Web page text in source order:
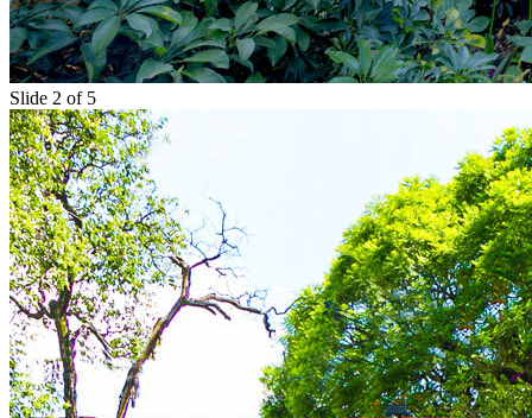
Slide 2 of 5